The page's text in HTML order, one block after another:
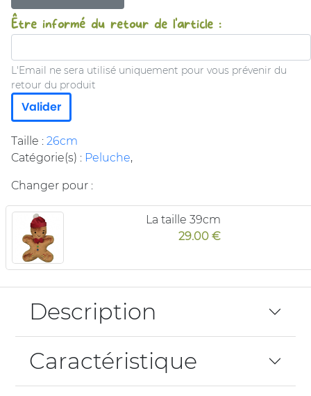
Être informé du retour de l'article :
L'Email ne sera utilisé uniquement pour vous prévenir du
retour du produit
Valider
Taille : 26cm
Catégorie(s) : Peluche,
Changer pour :
La taille 39cm
29.00 €
Description
Caractéristique